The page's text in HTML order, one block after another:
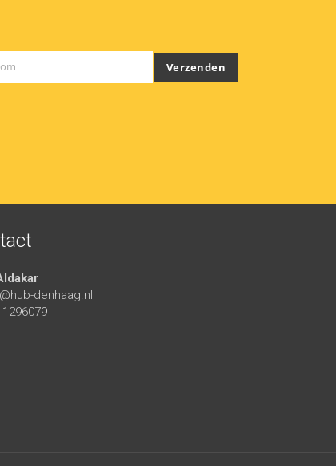
Verzenden
denhaag.nl